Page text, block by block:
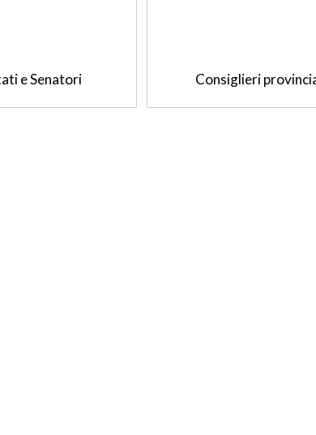
e Senatori Consiglieri